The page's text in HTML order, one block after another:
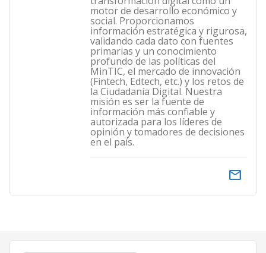
motor de desarrollo económico y
social. Proporcionamos
información estratégica y rigurosa,
validando cada dato con fuentes
primarias y un conocimiento
profundo de las políticas del
MinTIC, el mercado de innovación
(Fintech, Edtech, etc.) y los retos de
la Ciudadanía Digital. Nuestra
misión es ser la fuente de
información más confiable y
autorizada para los líderes de
opinión y tomadores de decisiones
en el país.
email